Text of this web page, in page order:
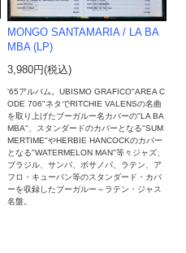
MONGO SANTAMARIA / LA BA
MBA (LP)
3,980円(税込)
'65アルバム。UBISMO GRAFICO"AREA C
ODE 706"ネタでRITCHIE VALENSの名曲
を取り上げたブーガルー名カバーの"LA BA
MBA"、スタンダードのカバーとなる"SUM
MERTIME"やHERBIE HANCOCKのカバー
となる"WATERMELON MAN"等々ジャズ、
ブラジル、サンバ、ボサノバ、ラテン、ア
フロ・キューバン等のスタンダード・カバ
ーを収録したブーガルー～ラテン・ジャス
名盤。